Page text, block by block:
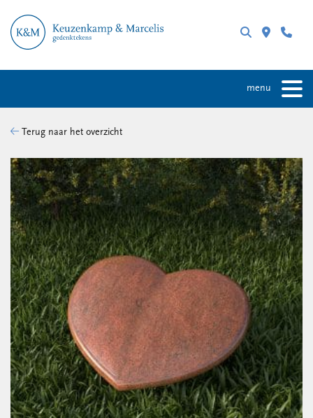
menu
Terug naar het overzicht